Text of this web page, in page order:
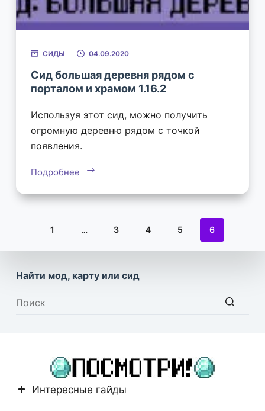
СИДЫ 04.09.2020
Сид большая деревня рядом с
порталом и храмом 1.16.2
Используя этот сид, можно получить
огромную деревню рядом с точкой
появления.
Подробнее
1 … 3 4 5 6
Найти мод, карту или сид
Интересные гайды